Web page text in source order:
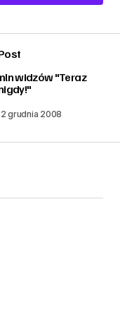
widzów "Teraz
2 grudnia 2008